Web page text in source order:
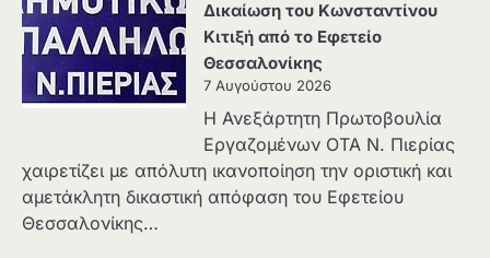
Δικαίωση του Κωνσταντίνου
Κιτιξή από το Εφετείο
Θεσσαλονίκης
7 Αυγούστου 2026
Η Ανεξάρτητη Πρωτοβουλία
Εργαζομένων ΟΤΑ Ν. Πιερίας
χαιρετίζει με απόλυτη ικανοποίηση την οριστική και
αμετάκλητη δικαστική απόφαση του Εφετείου
Θεσσαλονίκης…